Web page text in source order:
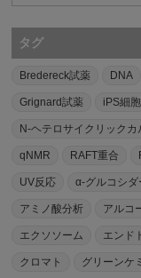
タグ
Bredereck試薬 DNA
Grignard試薬 iPS細胞
N-ヘテロサイクリックカ
qNMR RAFT重合
UV反応 α-グルコシ
アミノ酸分析 アルコ
エクソソーム エンド
クロマト グリーンケ